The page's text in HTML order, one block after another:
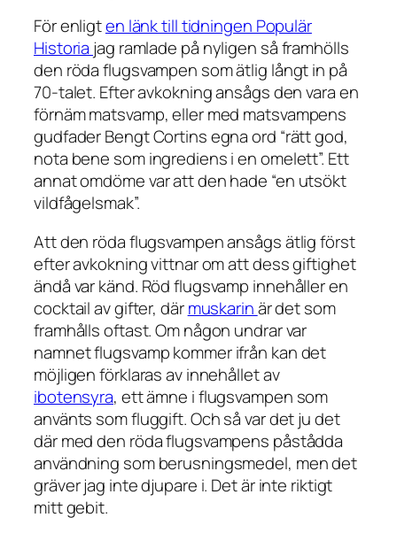
För enligten länk till tidningen Populär
Historia jag ramlade på nyligen så framhölls
den röda flugsvampen som ätlig långt in på
70-talet. Efter avkokning ansågs den vara en
förnäm matsvamp, eller med matsvampens
gudfader Bengt Cortins egna ord “rätt god,
nota bene som ingrediens i en omelett”. Ett
annat omdöme var att den hade “en utsökt
vildfågelsmak”.
Att den röda flugsvampen ansågs ätlig först
efter avkokning vittnar om att dess giftighet
ändå var känd. Röd flugsvamp innehåller en
cocktail av gifter, därmuskarinär det som
framhålls oftast. Om någon undrar var
namnet flugsvamp kommer ifrån kan det
möjligen förklaras av innehållet av
ibotensyra, ett ämne i flugsvampen som
använts som fluggift. Och så var det ju det
där med den röda flugsvampens påstådda
användning som berusningsmedel, men det
gräver jag inte djupare i. Det är inte riktigt
mitt gebit.